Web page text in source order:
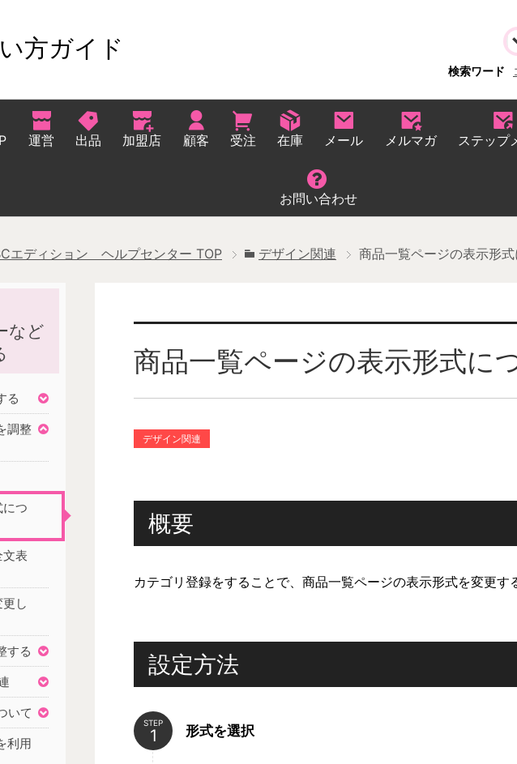
方ガイド
検索ワード
運営 出品 加盟店 顧客 受注 在庫 メール メルマガ ステップ
お問い合わせ
エディション ヘルプセンター TOP デザイン関連 商品一覧ページの表示形
商品一覧ページの表示形式に
デザイン関連
概要
カテゴリ登録をすることで、商品一覧ページの表示形式を変更す
設定方法
STEP
形式を選択
など
る
調整
つ
文表
し
する
いて
利用